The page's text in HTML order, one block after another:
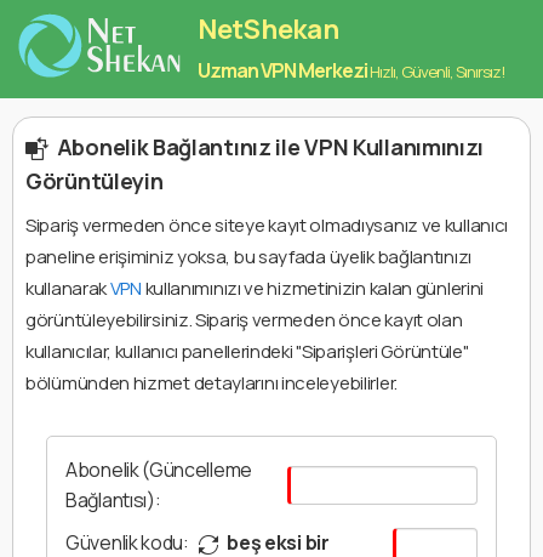
NetShekan
Uzman VPN MerkeziHızlı, Güvenli, Sınırsız!
Abonelik Bağlantınız ile VPN Kullanımınızı
Görüntüleyin
Sipariş vermeden önce siteye kayıt olmadıysanız ve kullanıcı
paneline erişiminiz yoksa, bu sayfada üyelik bağlantınızı
kullanarakVPNkullanımınızı ve hizmetinizin kalan günlerini
görüntüleyebilirsiniz. Sipariş vermeden önce kayıt olan
kullanıcılar, kullanıcı panellerindeki "Siparişleri Görüntüle"
bölümünden hizmet detaylarını inceleyebilirler.
Abonelik (Güncelleme
Bağlantısı):
Güvenlik kodu:
beş eksi bir